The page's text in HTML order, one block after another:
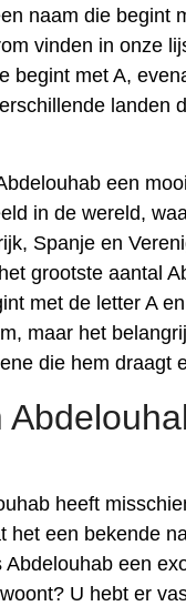
naam die begint
vinden in onze
begint met A,
landen
een
in de wereld,
Spanje en
grootste aantal
met de letter A
maar het
die hem draagt
heeft
het een bekende
een
U hebt er